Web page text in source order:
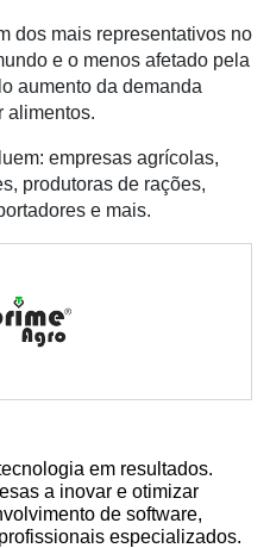
dos mais representativos no
e o menos afetado pela
aumento da demanda
alimentos.
empresas agrícolas,
produtoras de rações,
e mais.
em resultados.
a inovar e otimizar
de software,
especializados.